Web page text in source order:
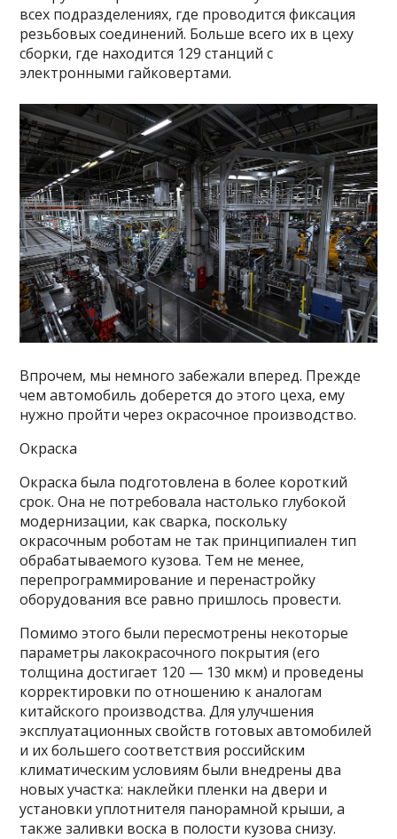
всех подразделениях, где проводится фиксация
резьбовых соединений. Больше всего их в цеху
сборки, где находится 129 станций с
электронными гайковертами.
Впрочем, мы немного забежали вперед. Прежде
чем автомобиль доберется до этого цеха, ему
нужно пройти через окрасочное производство.
Окраска
Окраска была подготовлена в более короткий
срок. Она не потребовала настолько глубокой
модернизации, как сварка, поскольку
окрасочным роботам не так принципиален тип
обрабатываемого кузова. Тем не менее,
перепрограммирование и перенастройку
оборудования все равно пришлось провести.
Помимо этого были пересмотрены некоторые
параметры лакокрасочного покрытия (его
толщина достигает 120 — 130 мкм) и проведены
корректировки по отношению к аналогам
китайского производства. Для улучшения
эксплуатационных свойств готовых автомобилей
и их большего соответствия российским
климатическим условиям были внедрены два
новых участка: наклейки пленки на двери и
установки уплотнителя панорамной крыши, а
также заливки воска в полости кузова снизу.